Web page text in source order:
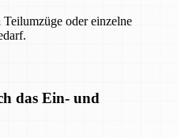
oder einzelne
das Ein- und